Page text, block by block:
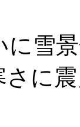
に雪
に